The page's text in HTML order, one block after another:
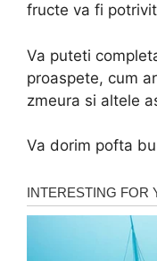
fructe va fi
Va puteti
proaspete, cum
zmeura si altele
Va dorim pofta